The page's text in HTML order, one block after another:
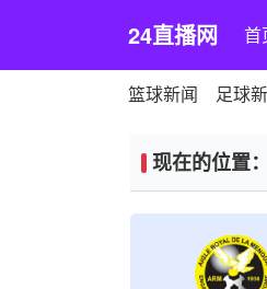
24直播网 首
篮球新闻 足球
现在的位置：